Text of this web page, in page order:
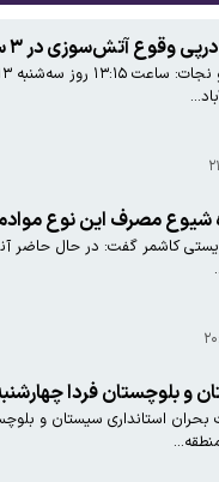
شیوع مصرف این نوع
کاشمر گفت: در حال حاضر
و بلوچستان فردا
استانداری سیستان و